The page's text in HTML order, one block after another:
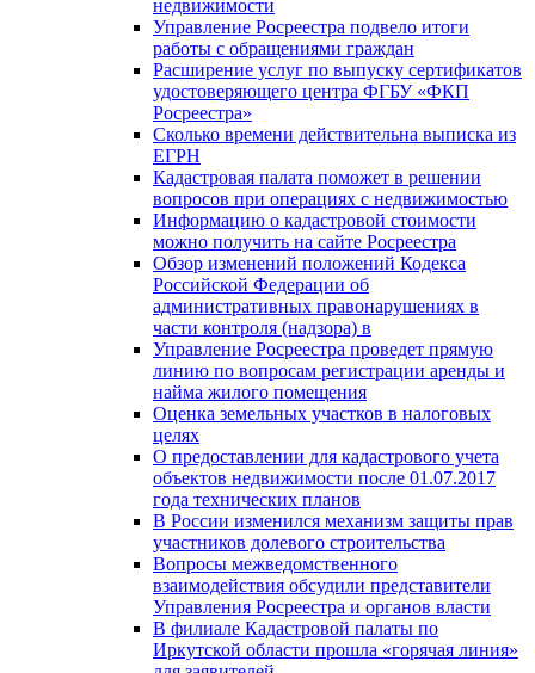
недвижимости
Управление Росреестра подвело итоги
работы с обращениями граждан
Расширение услуг по выпуску сертификатов
удостоверяющего центра ФГБУ «ФКП
Росреестра»
Сколько времени действительна выписка из
ЕГРН
Кадастровая палата поможет в решении
вопросов при операциях с недвижимостью
Информацию о кадастровой стоимости
можно получить на сайте Росреестра
Обзор изменений положений Кодекса
Российской Федерации об
административных правонарушениях в
части контроля (надзора) в
Управление Росреестра проведет прямую
линию по вопросам регистрации аренды и
найма жилого помещения
Оценка земельных участков в налоговых
целях
О предоставлении для кадастрового учета
объектов недвижимости после 01.07.2017
года технических планов
В России изменился механизм защиты прав
участников долевого строительства
Вопросы межведомственного
взаимодействия обсудили представители
Управления Росреестра и органов власти
В филиале Кадастровой палаты по
Иркутской области прошла «горячая линия»